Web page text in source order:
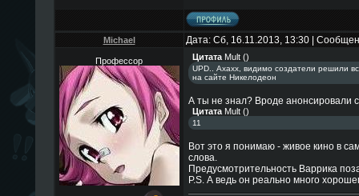
Michael Дата: Сб, 16.11.2013, 13:30 |
Профессор Цитата Mult()
UPD.. Ахахх, видимо создатели решили
на сайте Никелодеон
А ты не знал? Вроде анонсировали
Цитата Mult()
11
Вот это я понимаю - живое кино в
слова.
Предусмотрительность Варрика
P.S. А ведь он реально много